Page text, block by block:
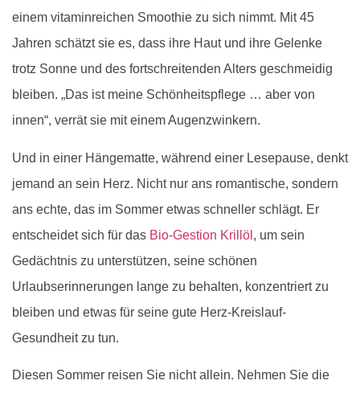
einem vitaminreichen Smoothie zu sich nimmt. Mit 45
Jahren schätzt sie es, dass ihre Haut und ihre Gelenke
trotz Sonne und des fortschreitenden Alters geschmeidig
bleiben. „Das ist meine Schönheitspflege … aber von
innen“, verrät sie mit einem Augenzwinkern.
Und in einer Hängematte, während einer Lesepause, denkt
jemand an sein Herz. Nicht nur ans romantische, sondern
ans echte, das im Sommer etwas schneller schlägt. Er
entscheidet sich für das Bio-Gestion Krillöl , um sein
Gedächtnis zu unterstützen, seine schönen
Urlaubserinnerungen lange zu behalten, konzentriert zu
bleiben und etwas für seine gute Herz-Kreislauf-
Gesundheit zu tun.
Diesen Sommer reisen Sie nicht allein. Nehmen Sie die